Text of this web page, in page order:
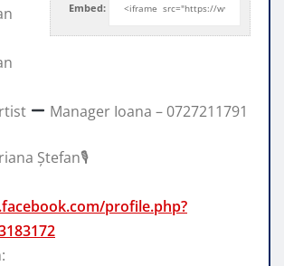
Embed:
Manager Ioana – 0727211791
Ștefan🎙
profile.php?